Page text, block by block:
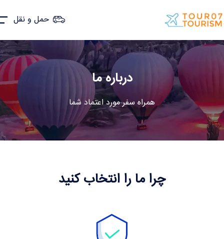
حمل و نقل
درباره ما
همراه سفر مورد اعتماد شما
چرا ما را انتخاب کنید